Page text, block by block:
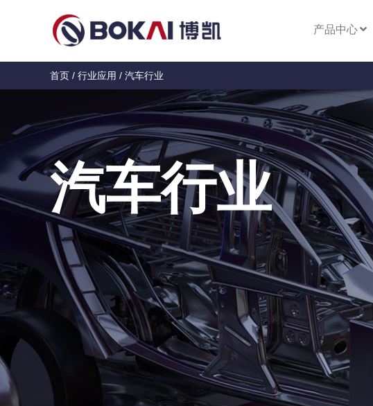
产品中心
首页 / 行业应用 / 汽车行业
汽车行业